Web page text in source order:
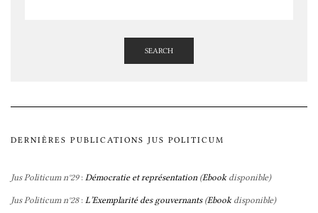
SEARCH
DERNIÈRES PUBLICATIONS JUS POLITICUM
Jus Politicum n°29: Démocratie et représentation (Ebookdisponible)
Jus Politicum n°28: L’Exemplarité des gouvernants(Ebookdisponible)